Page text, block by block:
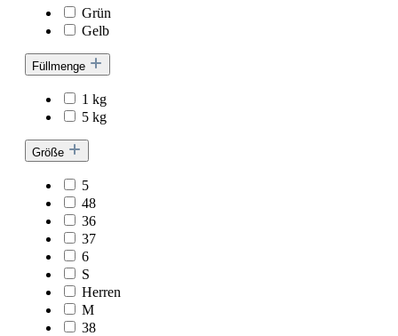
Grün
Gelb
Füllmenge
1 kg
5 kg
Größe
5
48
36
37
6
S
Herren
M
38